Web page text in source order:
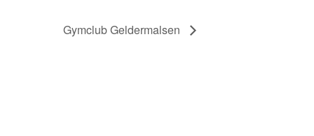
Gymclub Geldermalsen